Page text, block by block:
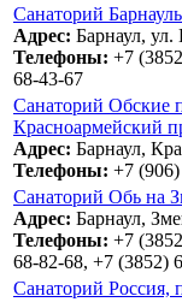
Санаторий
Адрес: Барнаул, ул.
Телефоны: +7
68-43-67
Санаторий Обские
Красноармейский
Адрес: Барнаул,
Телефоны: +7
Санаторий Обь на
Адрес: Барнаул,
Телефоны: +7
68-82-68, +7 (3852)
Санаторий Россия,